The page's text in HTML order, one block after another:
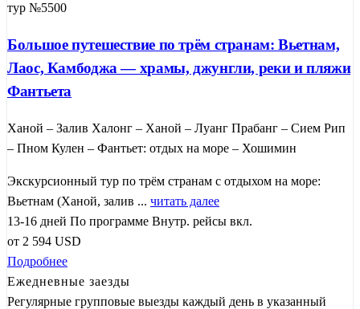
тур №5500
Большое путешествие по трём странам: Вьетнам,
Лаос, Камбоджа — храмы, джунгли, реки и пляжи
Фантьета
Ханой – Залив Халонг – Ханой – Луанг Прабанг – Сием Рип
– Пном Кулен – Фантьет: отдых на море – Хошимин
Экскурсионный тур по трём странам с отдыхом на море:
Вьетнам (Ханой, залив ... читать далее
13-16 дней По программе Внутр. рейсы вкл.
от 2 594 USD
Подробнее
Ежедневные заезды
Регулярные групповые выезды каждый день в указанный